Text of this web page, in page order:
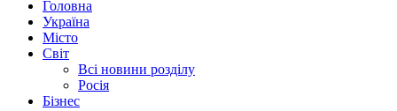
Головна
Україна
Місто
Світ
Всі новини розділу
Росія
Бізнес